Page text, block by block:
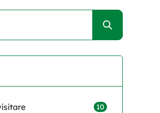
tra i suoi vicoli e […]
10